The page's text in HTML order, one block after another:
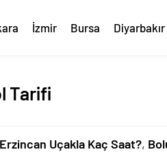
İzmir Bursa Diyarbakır
Tarifi
Uçakla Kaç Saat?,